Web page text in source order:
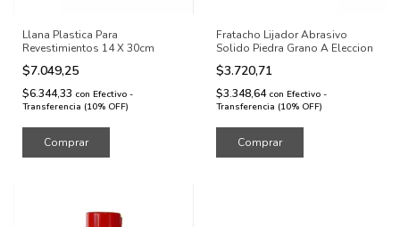
Llana Plastica Para
Revestimientos 14 X 30cm
$7.049,25
$6.344,33 con Efectivo -
Transferencia (10% OFF)
Fratacho Lijador Abrasivo
Solido Piedra Grano A Eleccion
$3.720,71
$3.348,64 con Efectivo -
Transferencia (10% OFF)
Comprar